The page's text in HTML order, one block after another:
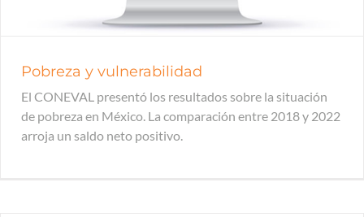
Pobreza y vulnerabilidad
El CONEVAL presentó los resultados sobre la situación
de pobreza en México. La comparación entre 2018 y 2022
arroja un saldo neto positivo.